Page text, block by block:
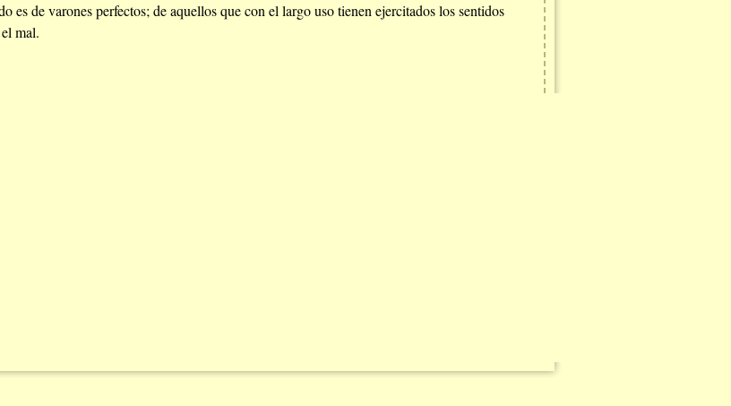
es de varones perfectos; de aquellos que con el largo uso tienen ejercitados los sentidos
mal.